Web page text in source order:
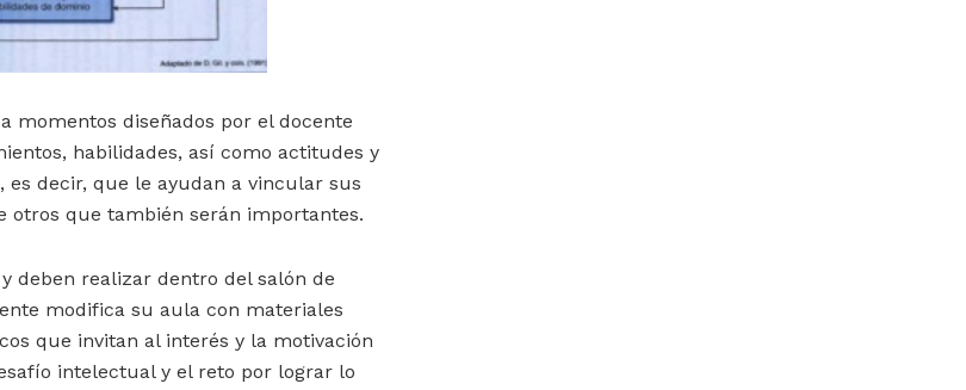
momentos diseñados por el docente
habilidades, así como actitudes y
es decir, que le ayudan a vincular sus
otros que también serán importantes.
deben realizar dentro del salón de
modifica su aula con materiales
que invitan al interés y la motivación
intelectual y el reto por lograr lo